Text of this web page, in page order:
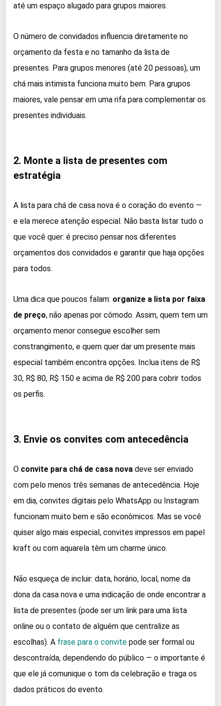
até um espaço alugado para grupos maiores.
O número de convidados influencia diretamente no
orçamento da festa e no tamanho da lista de
presentes. Para grupos menores (até 20 pessoas), um
chá mais intimista funciona muito bem. Para grupos
maiores, vale pensar em uma rifa para complementar os
presentes individuais.
2. Monte a lista de presentes com
estratégia
A lista para chá de casa nova é o coração do evento —
e ela merece atenção especial. Não basta listar tudo o
que você quer: é preciso pensar nos diferentes
orçamentos dos convidados e garantir que haja opções
para todos.
Uma dica que poucos falam: organize a lista por faixa
de preço, não apenas por cômodo. Assim, quem tem um
orçamento menor consegue escolher sem
constrangimento, e quem quer dar um presente mais
especial também encontra opções. Inclua itens de R$
30, R$ 80, R$ 150 e acima de R$ 200 para cobrir todos
os perfis.
3. Envie os convites com antecedência
O convite para chá de casa nova deve ser enviado
com pelo menos três semanas de antecedência. Hoje
em dia, convites digitais pelo WhatsApp ou Instagram
funcionam muito bem e são econômicos. Mas se você
quiser algo mais especial, convites impressos em papel
kraft ou com aquarela têm um charme único.
Não esqueça de incluir: data, horário, local, nome da
dona da casa nova e uma indicação de onde encontrar a
lista de presentes (pode ser um link para uma lista
online ou o contato de alguém que centralize as
escolhas). A frase para o convite pode ser formal ou
descontraída, dependendo do público — o importante é
que ele já comunique o tom da celebração e traga os
dados práticos do evento.